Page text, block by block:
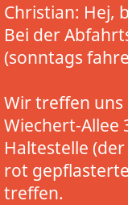
Christian: Hej,
Bei der
(sonntags
Wir treffen uns
Wiechert-Allee
Haltestelle
rot
treffen.